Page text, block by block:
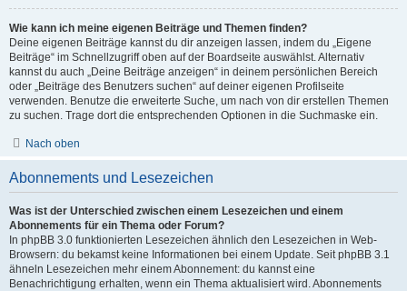
Wie kann ich meine eigenen Beiträge und Themen finden?
Deine eigenen Beiträge kannst du dir anzeigen lassen, indem du „Eigene
Beiträge“ im Schnellzugriff oben auf der Boardseite auswählst. Alternativ
kannst du auch „Deine Beiträge anzeigen“ in deinem persönlichen Bereich
oder „Beiträge des Benutzers suchen“ auf deiner eigenen Profilseite
verwenden. Benutze die erweiterte Suche, um nach von dir erstellen Themen
zu suchen. Trage dort die entsprechenden Optionen in die Suchmaske ein.
Nach oben
Abonnements und Lesezeichen
Was ist der Unterschied zwischen einem Lesezeichen und einem
Abonnements für ein Thema oder Forum?
In phpBB 3.0 funktionierten Lesezeichen ähnlich den Lesezeichen in Web-
Browsern: du bekamst keine Informationen bei einem Update. Seit phpBB 3.1
ähneln Lesezeichen mehr einem Abonnement: du kannst eine
Benachrichtigung erhalten, wenn ein Thema aktualisiert wird. Abonnements